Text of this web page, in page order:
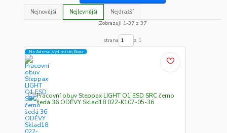
Nejnovější Nejlevnější
Nejdražší
Zobrazuji 1-37 z 37
strana z 1
Na Adresu,Výd.místo,Boxu